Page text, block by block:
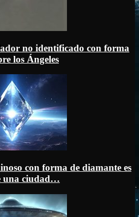
no identificado con forma
los Ángeles
con forma de diamante es
una ciudad…